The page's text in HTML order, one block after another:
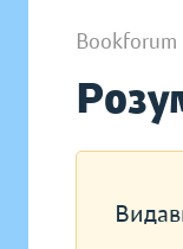
Bookforum